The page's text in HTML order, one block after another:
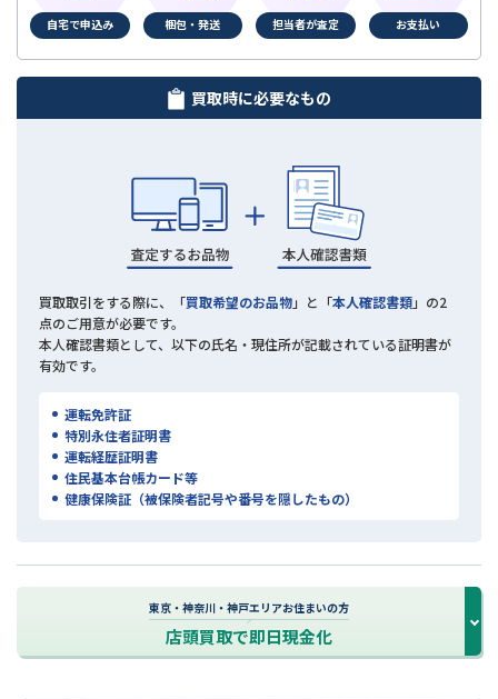
自宅で申込み 梱包・発送 担当者が査定 お支払い
買取時に必要なもの
買取取引をする際に、「買取希望のお品物」と「本人確認書類」の2
点のご用意が必要です。
本人確認書類として、以下の氏名・現住所が記載されている証明書が
有効です。
運転免許証
特別永住者証明書
運転経歴証明書
住民基本台帳カード等
健康保険証（被保険者記号や番号を隠したもの）
東京・神奈川・神戸エリアお住まいの方
店頭買取で即日現金化